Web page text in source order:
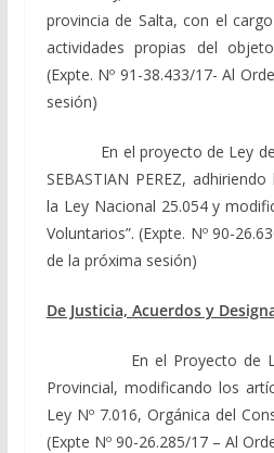
provincia de Salta, con el
actividades propias del
(Expte. Nº 91-38.433/17- Al
sesión)
En el proyecto de Ley del
SEBASTIAN PEREZ,
la Ley Nacional 25.054 y
Voluntarios”. (Expte. Nº 90-
de la próxima sesión)
De Justicia, Acuerdos y
En el Proyecto de Ley
Provincial, modificando los
Ley Nº 7.016, Orgánica del
(Expte Nº 90-26.285/17 – Al